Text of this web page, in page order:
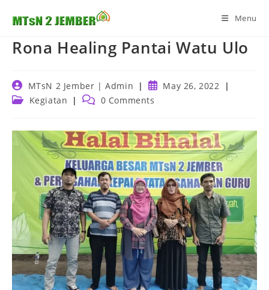
Menu
Rona Healing Pantai Watu Ulo
Post
author:
MTsN 2 Jember | Admin
Post
published:
May 26, 2022
Post Kegiatan
Post 0 Comments